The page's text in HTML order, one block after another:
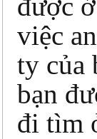
việc
ty của
bạn
đi tìm